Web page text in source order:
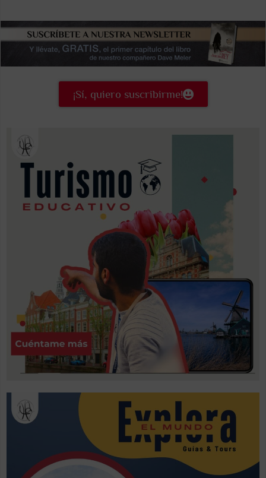
¡Sí, quiero suscribirme!